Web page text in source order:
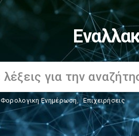
Φορολογικη Ενημέρωση, Επιχειρήσεις